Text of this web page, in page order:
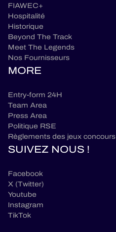
FIAWEC+
Hospitalité
Historique
Beyond The Track
Meet The Legends
Nos Fournisseurs
MORE
Entry-form 24H
Team Area
Press Area
Politique RSE
Règlements des jeux concours
SUIVEZ NOUS !
Facebook
X (Twitter)
Youtube
Instagram
TikTok